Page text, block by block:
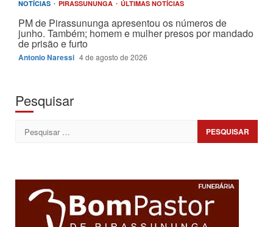
NOTÍCIAS PIRASSUNUNGA ÚLTIMAS NOTÍCIAS
PM de Pirassununga apresentou os números de
junho. Também; homem e mulher presos por mandado
de prisão e furto
Antonio Naressi 4 de agosto de 2026
Pesquisar
Pesquisar